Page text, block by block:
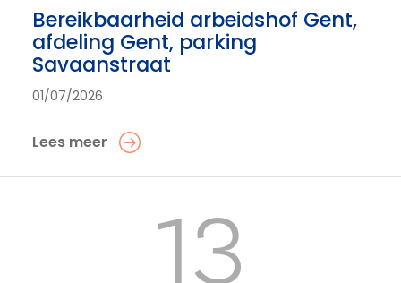
Bereikbaarheid arbeidshof Gent,
afdeling Gent, parking
Savaanstraat
01/07/2026
Lees meer
13